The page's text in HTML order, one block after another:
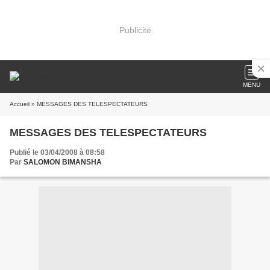
Publicité
MENU
Accueil » MESSAGES DES TELESPECTATEURS
MESSAGES DES TELESPECTATEURS
Publié le 03/04/2008 à 08:58
Par SALOMON BIMANSHA